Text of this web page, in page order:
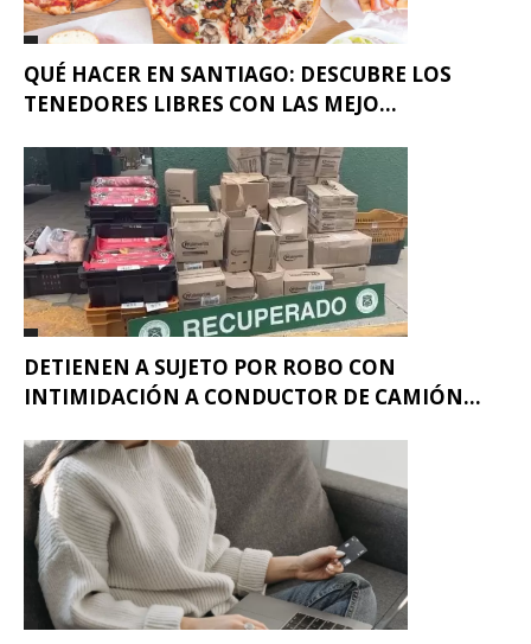
QUÉ HACER EN SANTIAGO: DESCUBRE LOS
TENEDORES LIBRES CON LAS MEJO...
DETIENEN A SUJETO POR ROBO CON
INTIMIDACIÓN A CONDUCTOR DE CAMIÓN...